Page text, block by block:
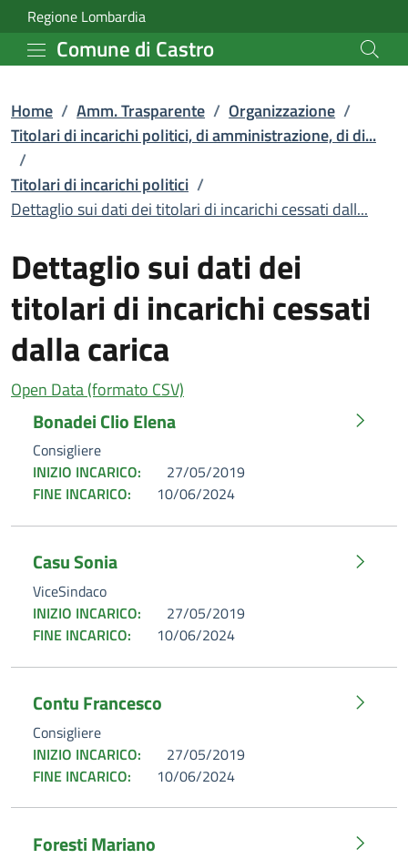
Vai al contenuto principale
Dettaglio sui dati dei
Regione Lombardia
Comune di Castro
Home / Amm. Trasparente / Organizzazione /
Titolari di incarichi politici, di amministrazione, di di...
/
Titolari di incarichi politici /
Dettaglio sui dati dei titolari di incarichi cessati dall...
Dettaglio sui dati dei
titolari di incarichi cessati
dalla carica
Open Data (formato CSV)
Bonadei Clio Elena
Consigliere
INIZIO INCARICO:
27/05/2019
FINE INCARICO:
10/06/2024
Casu Sonia
ViceSindaco
INIZIO INCARICO:
27/05/2019
FINE INCARICO:
10/06/2024
Contu Francesco
Consigliere
INIZIO INCARICO:
27/05/2019
FINE INCARICO:
10/06/2024
Foresti Mariano